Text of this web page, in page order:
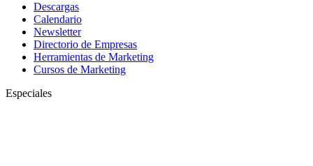
Descargas
Calendario
Newsletter
Directorio de Empresas
Herramientas de Marketing
Cursos de Marketing
Especiales